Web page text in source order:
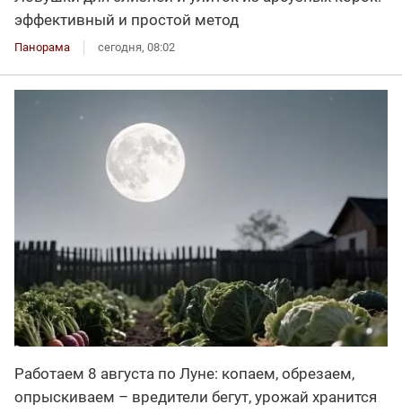
эффективный и простой метод
Панорама сегодня, 08:02
Работаем 8 августа по Луне: копаем, обрезаем,
опрыскиваем – вредители бегут, урожай хранится